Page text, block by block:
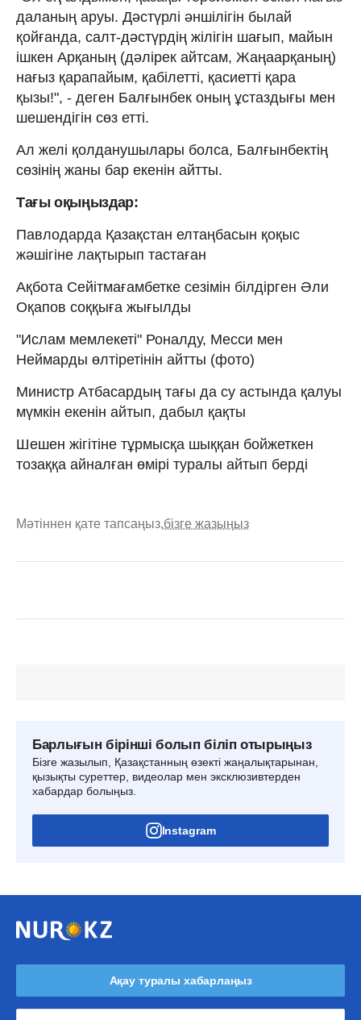
даланың аруы. Дәстүрлі әншілігін былай
қойғанда, салт-дәстүрдің жілігін шағып, майын
ішкен Арқаның (дәлірек айтсам, Жаңаарқаның)
нағыз қарапайым, қабілетті, қасиетті қара
қызы!", - деген Балғынбек оның ұстаздығы мен
шешендігін сөз етті.
Ал желі қолданушылары болса, Балғынбектің
сөзінің жаны бар екенін айтты.
Тағы оқыңыздар:
Павлодарда Қазақстан елтаңбасын қоқыс
жәшігіне лақтырып тастаған
Ақбота Сейітмағамбетке сезімін білдірген Әли
Оқапов соққыға жығылды
"Ислам мемлекеті" Роналду, Месси мен
Неймарды өлтіретінін айтты (фото)
Министр Атбасардың тағы да су астында қалуы
мүмкін екенін айтып, дабыл қақты
Шешен жігітіне тұрмысқа шыққан бойжеткен
тозаққа айналған өмірі туралы айтып берді
Мәтіннен қате тапсаңыз,бізге жазыңыз
Барлығын бірінші болып біліп отырыңыз
Бізге жазылып, Қазақстанның өзекті жаңалықтарынан,
қызықты суреттер, видеолар мен эксклюзивтерден
хабардар болыңыз.
Instagram
Ақау туралы хабарлаңыз